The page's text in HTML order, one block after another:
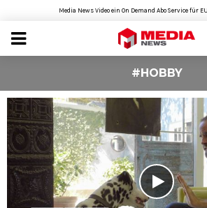
Media News Video ein On Demand Abo Service für
#HOBBY